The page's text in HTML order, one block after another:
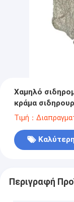
Χαμηλό
κράμα
Τιμή：
Περιγραφή